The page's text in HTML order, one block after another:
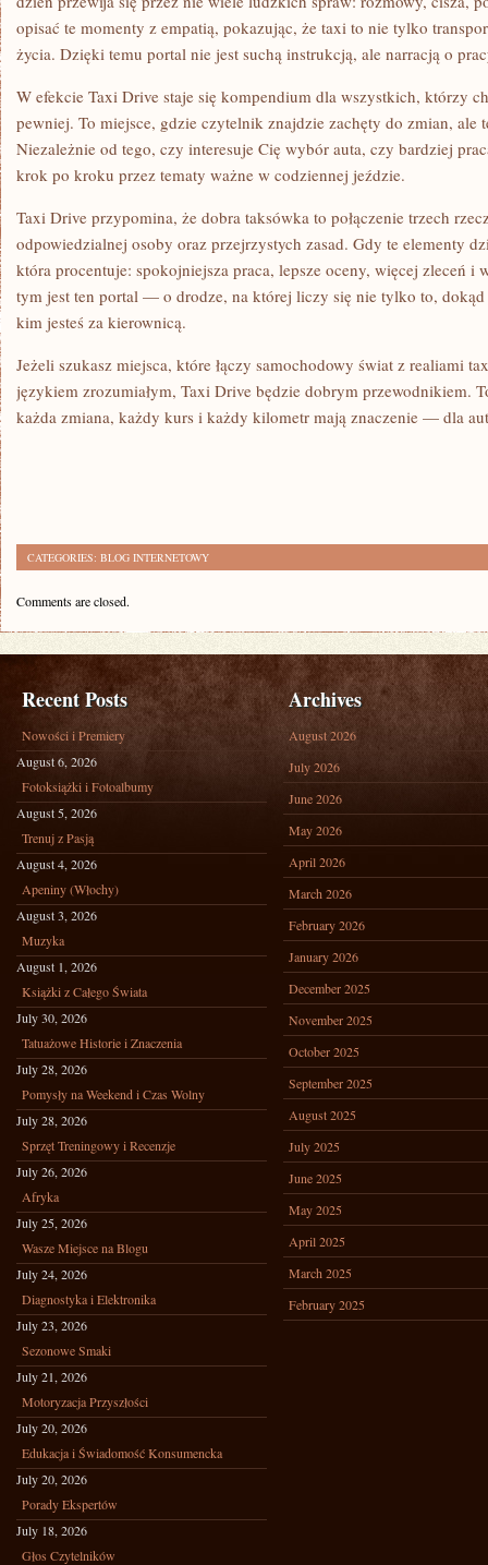
opisać te momenty z empatią, pokazując, że taxi to nie tylko
życia. Dzięki temu portal nie jest suchą instrukcją, ale narracją o
W efekcie Taxi Drive staje się kompendium dla wszystkich, którzy
pewniej. To miejsce, gdzie czytelnik znajdzie zachęty do zmian, ale
Niezależnie od tego, czy interesuje Cię wybór auta, czy bardziej
krok po kroku przez tematy ważne w codziennej jeździe.
Taxi Drive przypomina, że dobra taksówka to połączenie trzech
odpowiedzialnej osoby oraz przejrzystych zasad. Gdy te elementy
która procentuje: spokojniejsza praca, lepsze oceny, więcej zleceń i
tym jest ten portal — o drodze, na której liczy się nie tylko to, dokąd
kim jesteś za kierownicą.
Jeżeli szukasz miejsca, które łączy samochodowy świat z realiami
językiem zrozumiałym, Taxi Drive będzie dobrym przewodnikiem.
każda zmiana, każdy kurs i każdy kilometr mają znaczenie — dla
CATEGORIES: BLOG INTERNETOWY
Comments are closed.
Recent Posts
Nowości i Premiery
August 6, 2026
Fotoksiążki i Fotoalbumy
August 5, 2026
Trenuj z Pasją
August 4, 2026
Apeniny (Włochy)
August 3, 2026
Muzyka
August 1, 2026
Książki z Całego Świata
July 30, 2026
Tatuażowe Historie i Znaczenia
July 28, 2026
Pomysły na Weekend i Czas Wolny
July 28, 2026
Sprzęt Treningowy i Recenzje
July 26, 2026
Afryka
July 25, 2026
Wasze Miejsce na Blogu
July 24, 2026
Diagnostyka i Elektronika
July 23, 2026
Sezonowe Smaki
July 21, 2026
Motoryzacja Przyszłości
July 20, 2026
Edukacja i Świadomość Konsumencka
July 20, 2026
Porady Ekspertów
July 18, 2026
Głos Czytelników
Archives
August 2026
July 2026
June 2026
May 2026
April 2026
March 2026
February 2026
January 2026
December 2025
November 2025
October 2025
September 2025
August 2025
July 2025
June 2025
May 2025
April 2025
March 2025
February 2025